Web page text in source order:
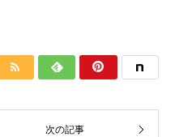
  
次の記事